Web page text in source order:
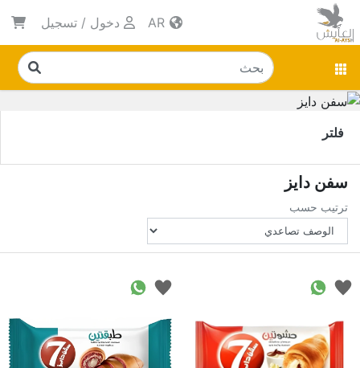
دخول / تسجيل
فلتر
سفن دايز
ترتيب حسب